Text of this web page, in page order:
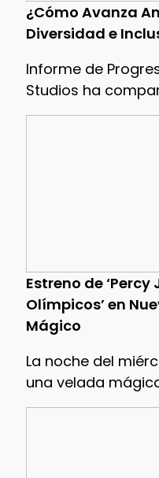
¿Cómo Avanza
Diversidad e
Informe de
Studios ha
Estreno de
Olímpicos’ en
Mágico
La noche del
una velada